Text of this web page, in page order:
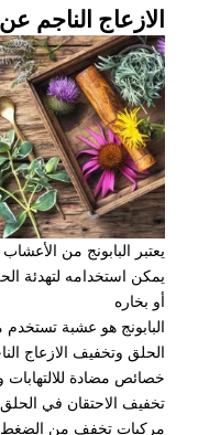
الازعاج الناجم
يعتبر البابونج من
يمكن استخدامه لتهدئة
أو بخاره
البابونج هو عشبة
الحلق وتخفيف الازعاج
خصائص مضادة للالتهابات
تخفيف الاحتقان في
مركبات تخفف من الضغط